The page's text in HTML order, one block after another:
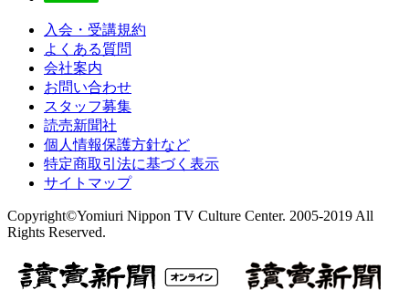
入会・受講規約
よくある質問
会社案内
お問い合わせ
スタッフ募集
読売新聞社
個人情報保護方針など
特定商取引法に基づく表示
サイトマップ
Copyright©Yomiuri Nippon TV Culture Center. 2005-2019 All
Rights Reserved.